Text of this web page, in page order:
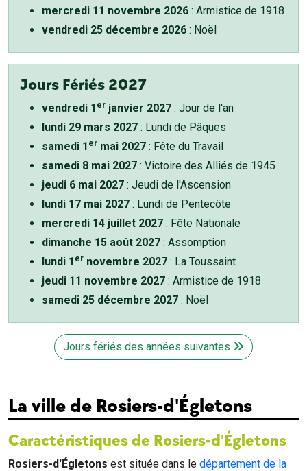
mercredi 11 novembre 2026 : Armistice de 1918
vendredi 25 décembre 2026 : Noël
Jours Fériés 2027
vendredi 1 er janvier 2027 : Jour de l'an
lundi 29 mars 2027 : Lundi de Pâques
samedi 1 er mai 2027 : Fête du Travail
samedi 8 mai 2027 : Victoire des Alliés de 1945
jeudi 6 mai 2027 : Jeudi de l'Ascension
lundi 17 mai 2027 : Lundi de Pentecôte
mercredi 14 juillet 2027 : Fête Nationale
dimanche 15 août 2027 : Assomption
lundi 1 er novembre 2027 : La Toussaint
jeudi 11 novembre 2027 : Armistice de 1918
samedi 25 décembre 2027 : Noël
Jours fériés des années suivantes
La ville de Rosiers-d'Égletons
Caractéristiques de Rosiers-d'Égletons
Rosiers-d'Égletons est située dans le département de la